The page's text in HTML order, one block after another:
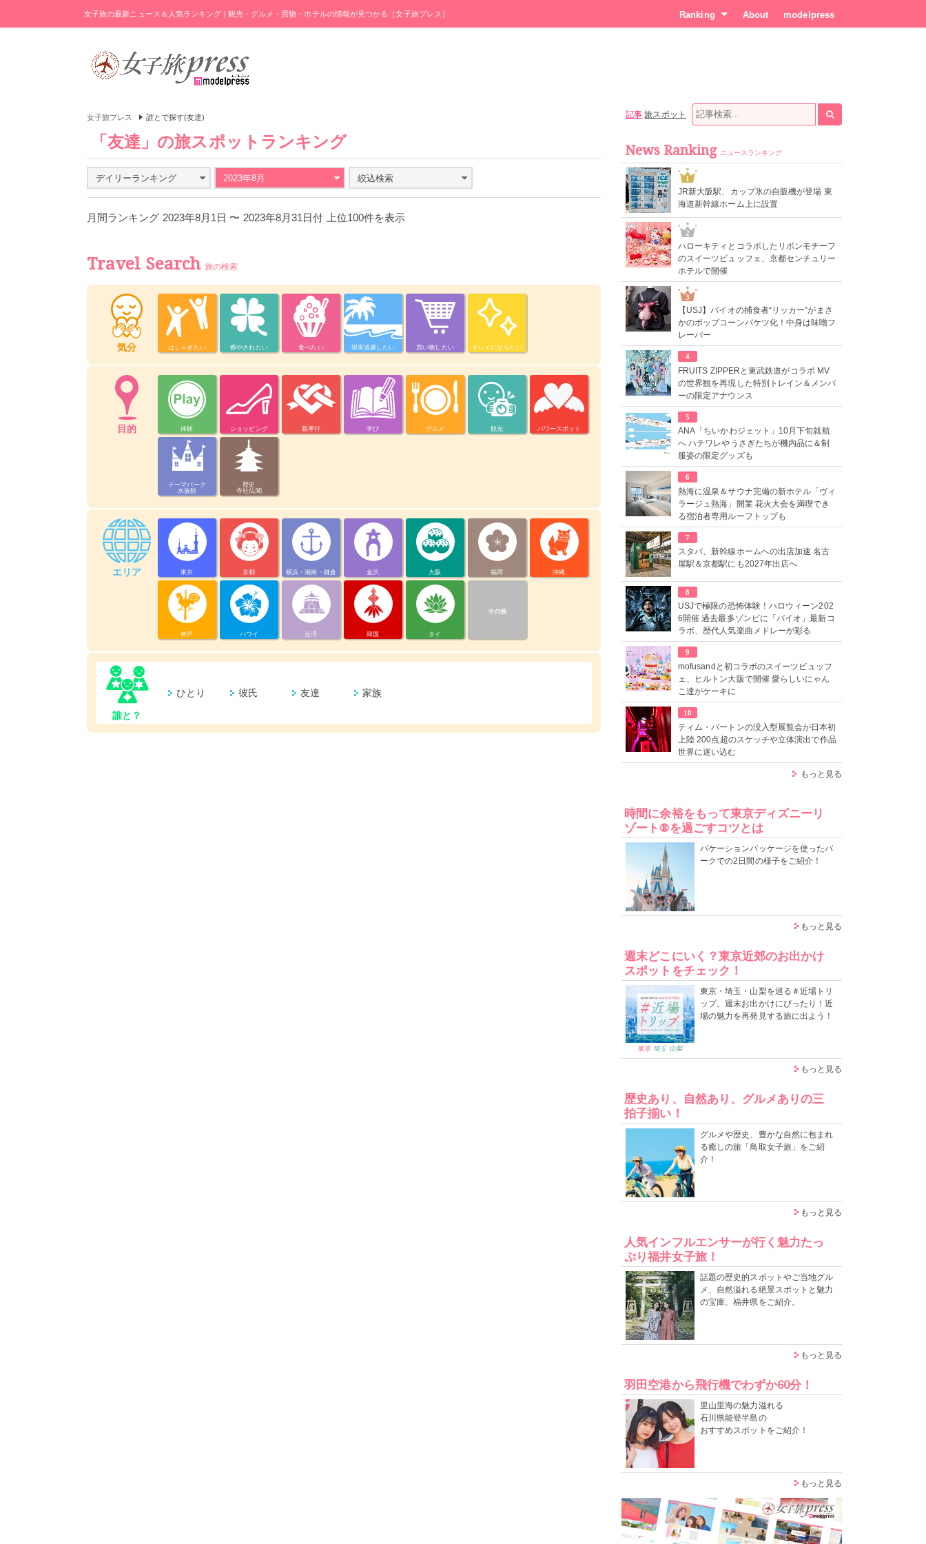
女子旅の最新ニュース＆人気ランキング | 観光・グルメ・買物・ホテルの情報が見つかる［女子旅プレス］ Ranking About modelpress
女子旅プレス 誰とで探す(友達)
「友達」の旅スポットランキング
デイリーランキング 2023年8月 絞込検索
月間ランキング 2023年8月1日 〜 2023年8月31日付 上位100件を表示
Travel Search 旅の検索
気分 はしゃぎたい 癒やされたい 食べたい 現実逃避したい 買い物したい キレイになりたい
目的 体験 ショッピング 親孝行 学び グルメ 観光 パワースポット
テーマパーク
水族館
歴史
寺社仏閣
エリア 東京 京都 横浜・湘南・鎌倉 金沢 大阪 福岡 沖縄
神戸 ハワイ 台湾 韓国 タイ
その他
誰と？
ひとり 彼氏 友達 家族
記事 旅スポット
News Ranking ニュースランキング
1
JR新大阪駅、カップ氷の自販機が登場 東
海道新幹線ホーム上に設置
2
ハローキティとコラボしたリボンモチーフ
のスイーツビュッフェ、京都センチュリー
ホテルで開催
3
【USJ】バイオの捕食者“リッカー”がまさ
かのポップコーンバケツ化！中身は味噌フ
レーバー
4
FRUITS ZIPPERと東武鉄道がコラボ MV
の世界観を再現した特別トレイン＆メンバ
ーの限定アナウンス
5
ANA「ちいかわジェット」10月下旬就航
へ ハチワレやうさぎたちが機内品に＆制
服姿の限定グッズも
6
熱海に温泉＆サウナ完備の新ホテル「ヴィ
ラージュ熱海」開業 花火大会を満喫でき
る宿泊者専用ルーフトップも
7
スタバ、新幹線ホームへの出店加速 名古
屋駅＆京都駅にも2027年出店へ
8
USJで極限の恐怖体験！ハロウィーン202
6開催 過去最多ゾンビに「バイオ」最新コ
ラボ、歴代人気楽曲メドレーが彩る
9
mofusandと初コラボのスイーツビュッフ
ェ、ヒルトン大阪で開催 愛らしいにゃん
こ達がケーキに
10
ティム・バートンの没入型展覧会が日本初
上陸 200点超のスケッチや立体演出で作品
世界に迷い込む
もっと見る
時間に余裕をもって東京ディズニーリ
ゾート®を過ごすコツとは
バケーションパッケージを使ったパ
ークでの2日間の様子をご紹介！
もっと見る
週末どこにいく？東京近郊のお出かけ
スポットをチェック！
東京・埼玉・山梨を巡る＃近場トリ
ップ。週末お出かけにぴったり！近
場の魅力を再発見する旅に出よう！
もっと見る
歴史あり、自然あり、グルメありの三
拍子揃い！
グルメや歴史、豊かな自然に包まれ
る癒しの旅「鳥取女子旅」をご紹
介！
もっと見る
人気インフルエンサーが行く魅力たっ
ぷり福井女子旅！
話題の歴史的スポットやご当地グル
メ、自然溢れる絶景スポットと魅力
の宝庫、福井県をご紹介。
もっと見る
羽田空港から飛行機でわずか60分！
里山里海の魅力溢れる
石川県能登半島の
おすすめスポットをご紹介！
もっと見る